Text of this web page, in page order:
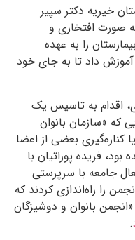
خیریه‌ دکتر سپیر
صورت افتخاری و
را به عهده
آموزش داد تا به جای خود
اقدام به تاسیس یک
که «سازمان بانوان
کناره‌گیری بعضی از اعضا
فریده پوراتیان با
جامعه با سرپرستی
را راه‌اندازی کردند که
بانوان و دوشیزگان
.